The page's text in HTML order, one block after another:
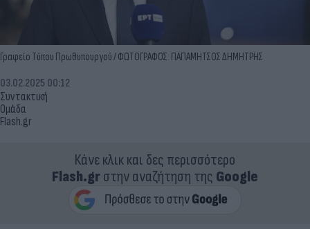
Γραφείο Τύπου Πρωθυπουργού / ΦΩΤΟΓΡΑΦΟΣ: ΠΑΠΑΜΗΤΣΟΣ ΔΗΜΗΤΡΗΣ
Συντακτική
Ομάδα
Flash.gr
03.02.2025 00:12
Κάνε κλικ και δες περισσότερο
Flash.grστην αναζήτηση της Google